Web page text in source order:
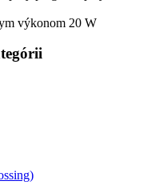
výkonom 20 W